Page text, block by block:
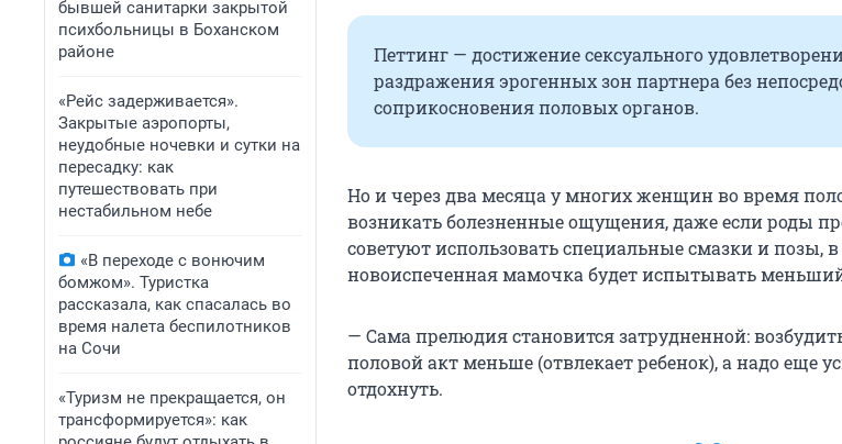
бывшей санитарки закрытой
психбольницы в Боханском
районе
«Рейс задерживается».
Закрытые аэропорты,
неудобные ночевки и сутки на
пересадку: как
путешествовать при
нестабильном небе
«В переходе с вонючим
бомжом». Туристка
рассказала, как спасалась во
время налета беспилотников
на Сочи
«Туризм не прекращается, он
трансформируется»: как
Петтинг — достижение сексуального
раздражения эрогенных зон партнера без
соприкосновения половых органов.
Но и через два месяца у многих женщин во время
возникать болезненные ощущения, даже если роды
советуют использовать специальные смазки и позы,
новоиспеченная мамочка будет испытывать
— Сама прелюдия становится затрудненной:
половой акт меньше (отвлекает ребенок), а надо еще
отдохнуть.